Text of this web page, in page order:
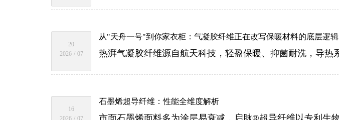
20
2026 / 07
从"天舟一号"到你家衣柜：气凝胶纤维正在改写保暖材料的底层逻辑
16
2026 / 07
石墨烯超导纤维：性能全维度解析